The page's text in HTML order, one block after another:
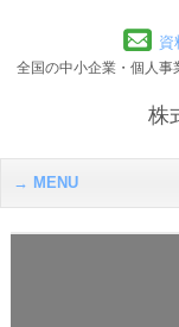
資
全国の中小企業・個人
株
MENU